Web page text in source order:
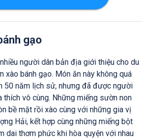
gạo
người dân bản địa giới thiệu cho du
xào bánh gạo. Món ăn này không quá
50 năm lịch sử, nhưng đã được người
thích vô cùng. Những miếng sườn non
bề mặt rồi xào cùng với những gia vị
Hải, kết hợp cùng những miếng bột
dai thơm phức khi hòa quyện với nhau